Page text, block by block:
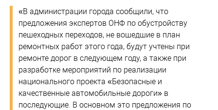
«В администрации города сообщили, что
предложения экспертов ОНФ по обустройству
пешеходных переходов, не вошедшие в план
ремонтных работ этого года, будут учтены при
ремонте дорог в следующем году, а также при
разработке мероприятий по реализации
национального проекта «Безопасные и
качественные автомобильные дороги» в
последующие. В основном это предложения по